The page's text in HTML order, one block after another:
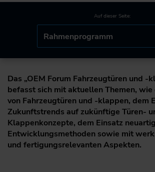
Auf dieser Seite:
Rahmenprogramm
Das „OEM Forum Fahrzeugtüren und -
befasst sich mit aktuellen Themen,
von Fahrzeugtüren und -klappen, dem
Zukunftstrends auf zukünftige Türen-
Klappenkonzepte, dem Einsatz
Entwicklungsmethoden sowie mit
und fertigungsrelevanten Aspekten.